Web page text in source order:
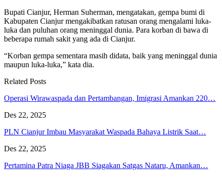
Bupati Cianjur, Herman Suherman, mengatakan, gempa bumi di
Kabupaten Cianjur mengakibatkan ratusan orang mengalami luka-
luka dan puluhan orang meninggal dunia. Para korban di bawa di
beberapa rumah sakit yang ada di Cianjur.
“Korban gempa sementara masih didata, baik yang meninggal dunia
maupun luka-luka,” kata dia.
Related Posts
Operasi Wirawaspada dan Pertambangan, Imigrasi Amankan 220…
Des 22, 2025
PLN Cianjur Imbau Masyarakat Waspada Bahaya Listrik Saat…
Des 22, 2025
Pertamina Patra Niaga JBB Siagakan Satgas Nataru, Amankan…